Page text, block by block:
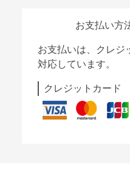
お支払い方
お支払いは、クレジ
対応しています。
クレジットカード